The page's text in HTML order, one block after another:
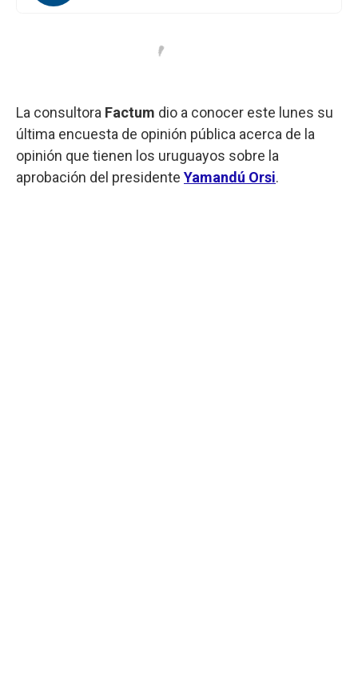
La consultora Factum dio a conocer este lunes su
última encuesta de opinión pública acerca de la
opinión que tienen los uruguayos sobre la
aprobación del presidente Yamandú Orsi.